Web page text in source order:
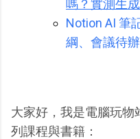
嗎？實測生
Notion AI 筆
綱、會議待
大家好，我是電腦玩物
列課程與書籍：